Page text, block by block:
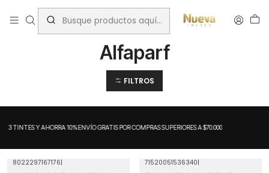
Inicio Alfaparf
Alfaparf
FILTROS
3 TINTES Y AHORRA 10%ENVÍO GRATIS POR COMPRAS SUPERIORES A $70.000
8022297167176| 71520051536340|